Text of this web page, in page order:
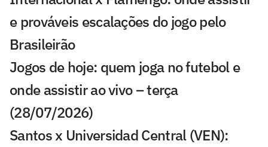
e prováveis escalações do jogo pelo
Brasileirão
Jogos de hoje: quem joga no futebol e
onde assistir ao vivo – terça
(28/07/2026)
Santos x Universidad Central (VEN):